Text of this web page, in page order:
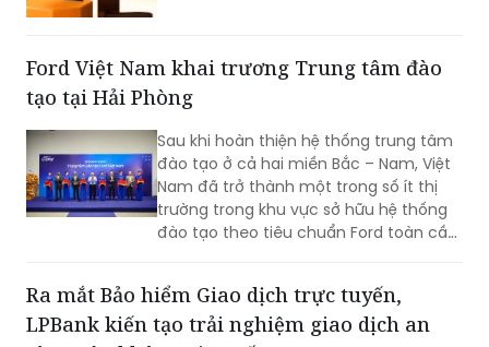
là câu chuyện tăng trưởng của một
thương hiệu “quốc dân”, mà còn phản
ánh sự bền bỉ của doanh nghiệp Việt
không ngừng nâng cao năng lực cạnh
tranh.
Ford Việt Nam khai trương Trung tâm đào
tạo tại Hải Phòng
Sau khi hoàn thiện hệ thống trung tâm
đào tạo ở cả hai miền Bắc – Nam, Việt
Nam đã trở thành một trong số ít thị
trường trong khu vực sở hữu hệ thống
đào tạo theo tiêu chuẩn Ford toàn cầu,
Ra mắt Bảo hiểm Giao dịch trực tuyến,
LPBank kiến tạo trải nghiệm giao dịch an